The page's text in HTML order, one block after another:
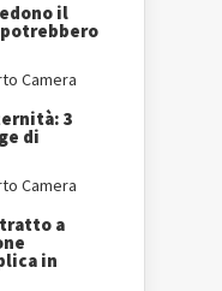
il
Camera
3
di
Camera
a
in